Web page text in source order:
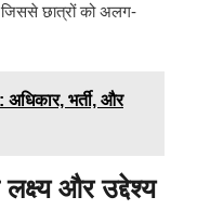
जिससे छात्रों को अलग-
भर्ती, और
और उद्देश्य